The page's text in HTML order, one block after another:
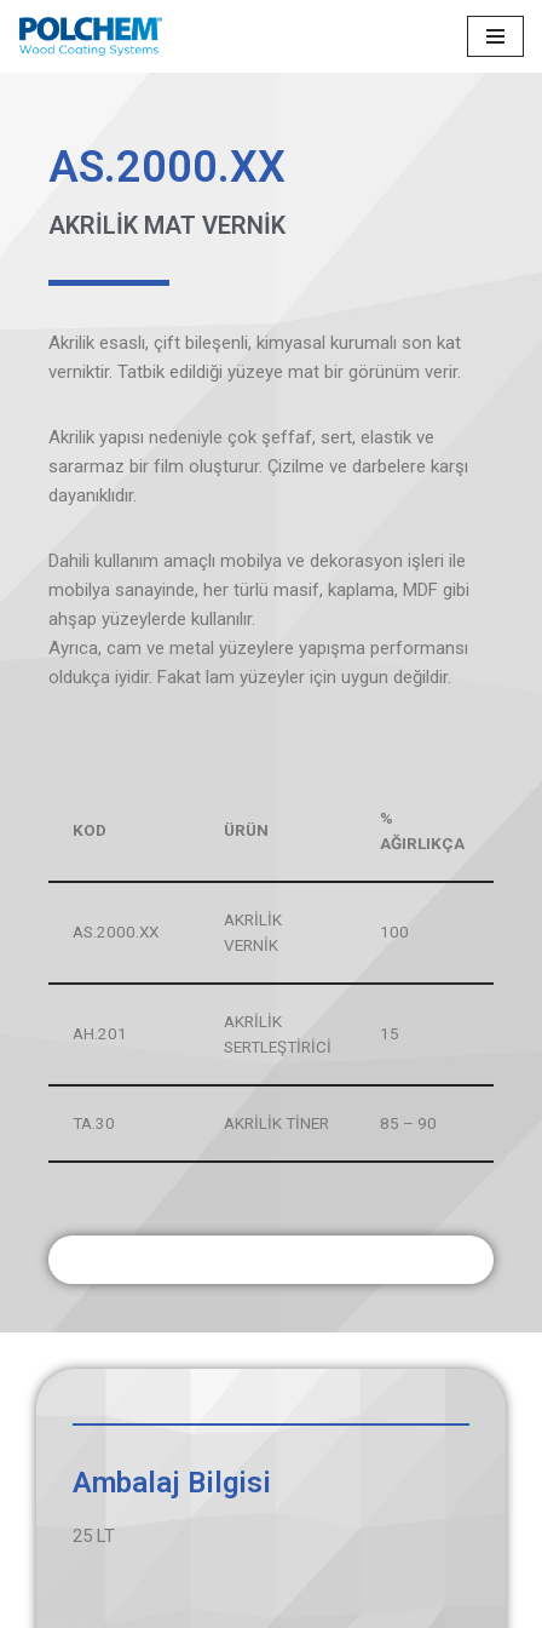
AS.2000.XX
AKRİLİK MAT VERNİK
Akrilik esaslı, çift bileşenli, kimyasal kurumalı son kat
verniktir. Tatbik edildiği yüzeye mat bir görünüm verir.
Akrilik yapısı nedeniyle çok şeffaf, sert, elastik ve
sararmaz bir film oluşturur. Çizilme ve darbelere karşı
dayanıklıdır.
Dahili kullanım amaçlı mobilya ve dekorasyon işleri ile
mobilya sanayinde, her türlü masif, kaplama, MDF gibi
ahşap yüzeylerde kullanılır.
Ayrıca, cam ve metal yüzeylere yapışma performansı
oldukça iyidir. Fakat lam yüzeyler için uygun değildir.
KOD ÜRÜN
%
AĞIRLIKÇA
AS.2000.XX
AKRİLİK
VERNİK
100
AH.201
AKRİLİK
SERTLEŞTİRİCİ
15
TA.30 AKRİLİK TİNER 85 – 90
Ambalaj Bilgisi
25 LT